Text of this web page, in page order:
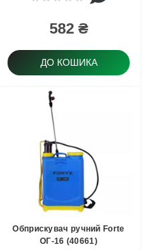
582 ₴
ДО КОШИКА
Обприскувач ручний Forte
ОГ-16 (40661)